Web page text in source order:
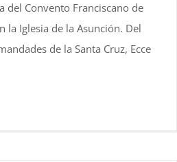
del Convento Franciscano de
la Iglesia de la Asunción. Del
de la Santa Cruz, Ecce